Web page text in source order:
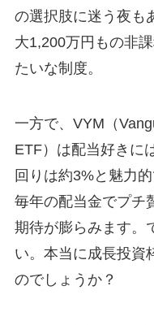
の選択肢に迷う夜も
大1,200万円もの非
たいな制度。
一方で、VYM（
ETF）は配当好きに
回りは約3%と魅力
毎年の配当金でプチ
期待が膨らみます。
い。本当に成長投資
のでしょうか？